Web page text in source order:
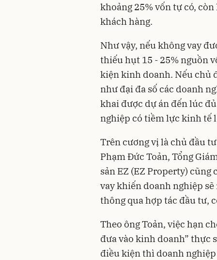
khoảng 25% vốn tự có,
khách hàng.
Như vậy, nếu không vay
thiếu hụt 15 - 25% nguồn
kiện kinh doanh. Nếu chủ
như đại đa số các doanh
khai được dự án đến lúc
nghiệp có tiềm lực kinh tế
Trên cương vị là chủ đầu
Phạm Đức Toản, Tổng
sản EZ (EZ Property) cũng
vay khiến doanh nghiệp
thông qua hợp tác đầu tư,
Theo ông Toản, việc hạn
đưa vào kinh doanh” thực
điều kiện thì doanh